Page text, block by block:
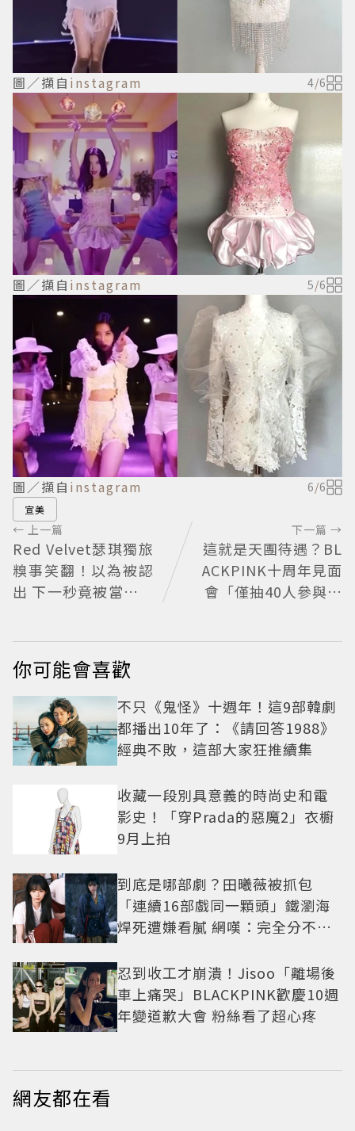
圖／擷自 instagram 4/6
圖／擷自 instagram 5/6
圖／擷自 instagram 6/6
宣美
← 上一篇
Red Velvet瑟琪獨旅
糗事笑翻！以為被認
出 下一秒竟被當路人
下一篇 →
這就是天團待遇？BL
ACKPINK十周年見面
會「僅抽40人參與」
你可能會喜歡
不只《鬼怪》十週年！這9部韓劇
都播出10年了：《請回答1988》
經典不敗，這部大家狂推續集
收藏一段別具意義的時尚史和電
影史！「穿Prada的惡魔2」衣櫥
9月上拍
到底是哪部劇？田曦薇被抓包
「連續16部戲同一顆頭」鐵瀏海
焊死遭嫌看膩 網嘆：完全分不出
忍到收工才崩潰！Jisoo「離場後
車上痛哭」BLACKPINK歡慶10週
年變道歉大會 粉絲看了超心疼
網友都在看